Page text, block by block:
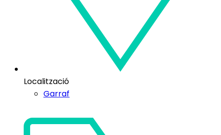
Localització
Garraf